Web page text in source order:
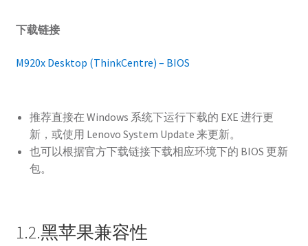
下载链接
M920x Desktop (ThinkCentre) – BIOS
推荐直接在 Windows 系统下运行下载的 EXE 进行更
新，或使用 Lenovo System Update 来更新。
也可以根据官方下载链接下载相应环境下的 BIOS 更新
包。
1.2.黑苹果兼容性